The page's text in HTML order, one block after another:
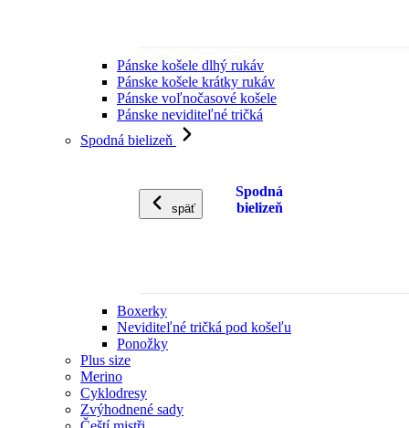
Pánske košele dlhý rukáv
Pánske košele krátky rukáv
Pánske voľnočasové košele
Pánske neviditeľné tričká
Spodná bielizeň
späť
Spodná
bielizeň
Boxerky
Neviditeľné tričká pod košeľu
Ponožky
Plus size
Merino
Cyklodresy
Zvýhodnené sady